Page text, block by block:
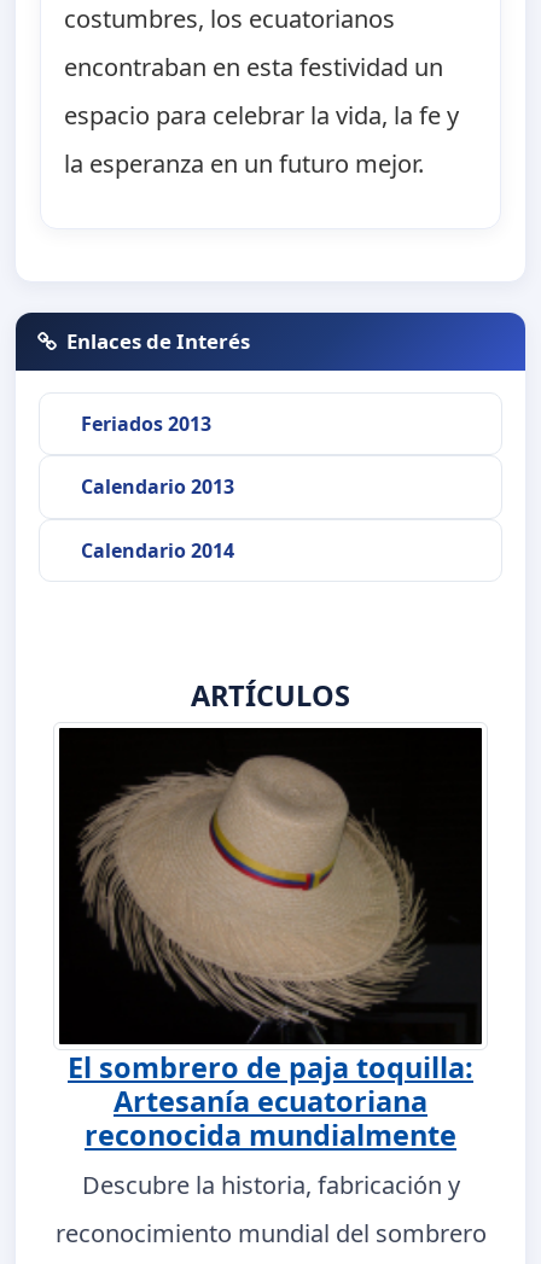
costumbres, los ecuatorianos
encontraban en esta festividad un
espacio para celebrar la vida, la fe y
la esperanza en un futuro mejor.
Enlaces de Interés
Feriados 2013
Calendario 2013
Calendario 2014
ARTÍCULOS
El sombrero de paja toquilla:
Artesanía ecuatoriana
reconocida mundialmente
Descubre la historia, fabricación y
reconocimiento mundial del sombrero